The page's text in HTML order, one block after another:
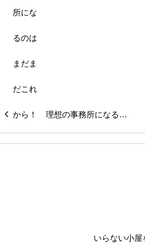
理想の事務所になる…
いらない小